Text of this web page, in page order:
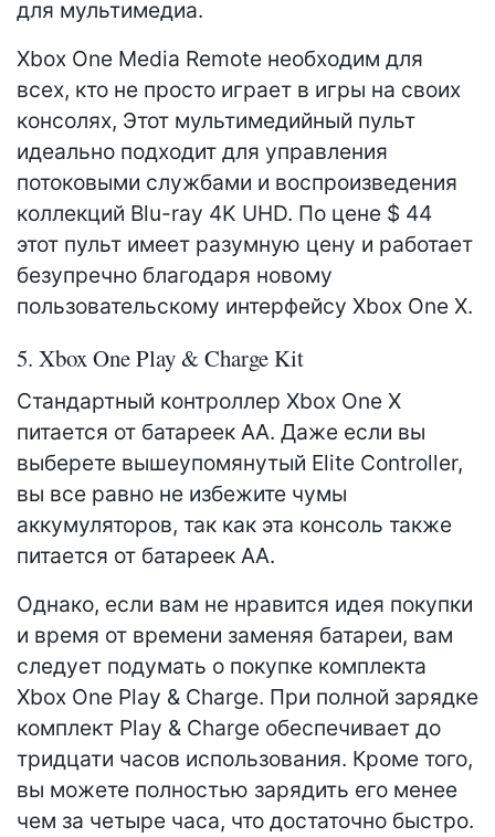
для мультимедиа.
Xbox One Media Remote необходим для
всех, кто не просто играет в игры на своих
консолях, Этот мультимедийный пульт
идеально подходит для управления
потоковыми службами и воспроизведения
коллекций Blu-ray 4K UHD. По цене $ 44
этот пульт имеет разумную цену и работает
безупречно благодаря новому
пользовательскому интерфейсу Xbox One X.
5. Xbox One Play & Charge Kit
Стандартный контроллер Xbox One X
питается от батареек АА. Даже если вы
выберете вышеупомянутый Elite Controller,
вы все равно не избежите чумы
аккумуляторов, так как эта консоль также
питается от батареек AA.
Однако, если вам не нравится идея покупки
и время от времени заменяя батареи, вам
следует подумать о покупке комплекта
Xbox One Play & Charge. При полной зарядке
комплект Play & Charge обеспечивает до
тридцати часов использования. Кроме того,
вы можете полностью зарядить его менее
чем за четыре часа, что достаточно быстро.